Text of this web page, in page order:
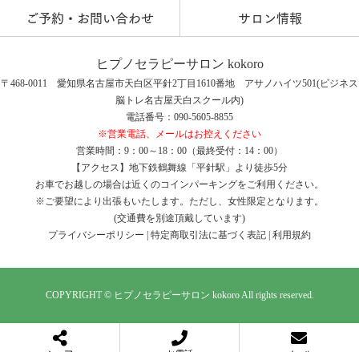
ご予約・お問い合わせ
サロン情報
ヒプノセラピーサロン kokoro
〒468-0011 愛知県名古屋市天白区平針2丁目1610番地 アサノハイツ501(ビジネス
脳トレ名古屋天白スクール内)
電話番号：090-5605-8855
※営業電話、メールはお控えください
営業時間：9：00～18：00（最終受付：14：00）
【アクセス】地下鉄鶴舞線「平針駅」より徒歩5分
お車でお越しの場合は近くのコインパーキングをご利用ください。
※ご要望により出張もいたします。ただし、女性限定となります。
(交通費を別途頂戴しています)
プライバシーポリシー | 特定商取引法に基づく表記 | 利用規約
COPYRIGHT © ヒプノセラピーサロン kokoro All rights reserved.